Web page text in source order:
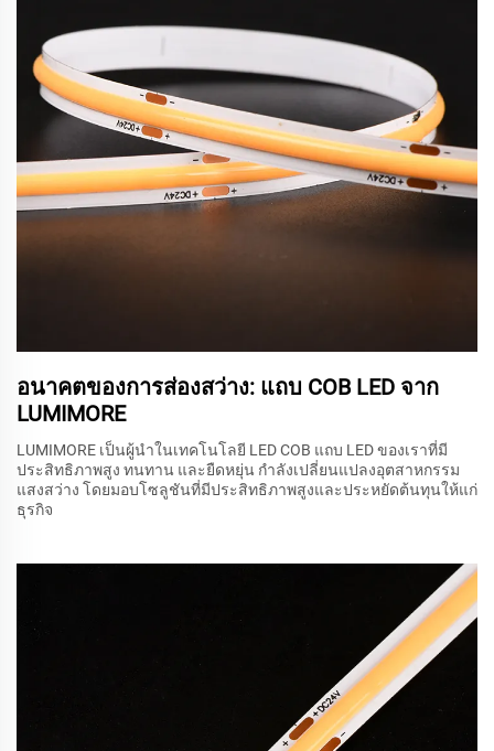
อนาคตของการส่องสว่าง: แถบ COB LED จาก
LUMIMORE
LUMIMORE เป็นผู้นำในเทคโนโลยี LED COB แถบ LED ของเราที่มี
ประสิทธิภาพสูง ทนทาน และยืดหยุ่น กำลังเปลี่ยนแปลงอุตสาหกรรม
แสงสว่าง โดยมอบโซลูชันที่มีประสิทธิภาพสูงและประหยัดต้นทุนให้แก่
ธุรกิจ